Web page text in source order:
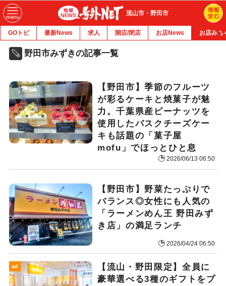
流山市・野田市
GOトピ 最新News 求人 開店/閉店 お店News お店みち
野田市みずきの記事一覧
【野田市】季節のフルーツ
が彩るケーキと焼菓子が魅
力。千葉県産ピーナッツを
使用したバスクチーズケー
キも話題の「菓子屋
mofu」でほっとひと息
2026/06/13 06:50
【野田市】野菜たっぷりで
バランス◎女性にも人気の
「ラーメンめん王 野田みず
き店」の満足ランチ
2026/04/24 06:50
ad
【流山・野田限定】全員に
豪華選べる3種のギフトをプ